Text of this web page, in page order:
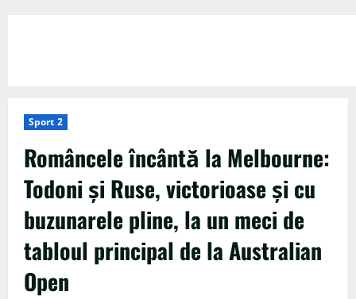
Sport 2
Româncele încântă la Melbourne:
Todoni și Ruse, victorioase și cu
buzunarele pline, la un meci de
tabloul principal de la Australian
Open